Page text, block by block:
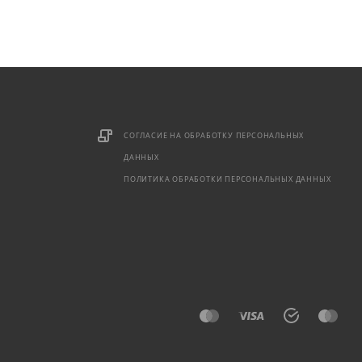
СОГЛАСИЕ НА ОБРАБОТКУ ПЕРСОНАЛЬНЫХ
ДАННЫХ
ПОЛИТИКА ОБРАБОТКИ ПЕРСОНАЛЬНЫХ ДАННЫХ